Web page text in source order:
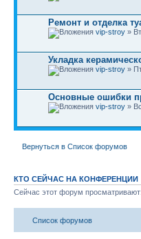
Ремонт и отделка
vip-stroy »
Укладка
vip-stroy »
Основные ошибки
vip-stroy »
Вернуться в Список форумов
КТО СЕЙЧАС НА КОНФЕРЕНЦИИ
Сейчас этот форум
Список форумов